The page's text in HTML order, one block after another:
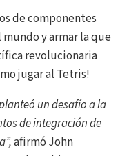
de componentes
y armar la que
revolucionaria
jugar al Tetris!
un desafío a la
de integración de
afirmó John